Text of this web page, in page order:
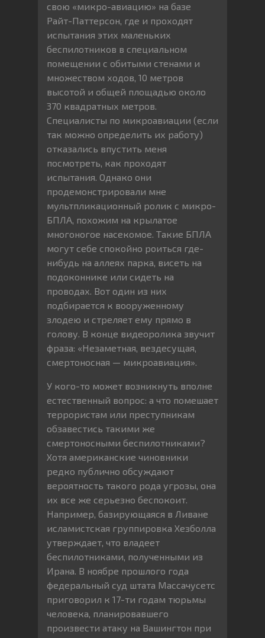
свою «микро-авиацию» на базе
Райт-Паттерсон, где и проходят
испытания этих маленьких
беспилотников в специальном
помещении с обитыми стенами и
множеством ходов, 10 метров
высотой и общей площадью около
370 квадратных метров.
Специалисты по микроавиации (если
так можно определить их работу)
отказались впустить меня
посмотреть, как проходят
испытания. Однако они
продемонстрировали мне
мультпликационный ролик с микро-
БПЛА, похожим на крылатое
многоногое насекомое. Такие БПЛА
могут себе спокойно роиться где-
нибудь на аллеях парка, висеть на
подоконнике или сидеть на
проводах. Вот один из них
подбирается к вооруженному
злодею и стреляет ему прямо в
голову. В конце видеоролика звучит
фраза: «Незаметная, вездесущая,
смертоносная — микроавиация».
У кого-то может возникнуть вполне
естественный вопрос: а что помешает
террористам или преступникам
обзавестись такими же
смертоносными беспилотниками?
Хотя американские чиновники
редко публично обсуждают
вероятность такого рода угрозы, она
их все же серьезно беспокоит.
Например, базирующаяся в Ливане
исламистская группировка Хезболла
утверждает, что владеет
беспилотниками, полученными из
Ирана. В ноябре прошлого года
федеральный суд штата Массачусетс
приговорил к 17-ти годам тюрьмы
человека, планировавшего
произвести атаку на Вашингтон при